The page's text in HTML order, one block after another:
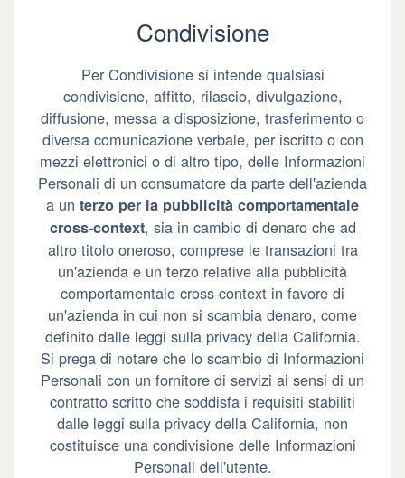
Condivisione
Per Condivisione si intende qualsiasi
condivisione, affitto, rilascio, divulgazione,
diffusione, messa a disposizione, trasferimento o
diversa comunicazione verbale, per iscritto o con
mezzi elettronici o di altro tipo, delle Informazioni
Personali di un consumatore da parte dell'azienda
a un terzo per la pubblicità comportamentale
cross-context, sia in cambio di denaro che ad
altro titolo oneroso, comprese le transazioni tra
un'azienda e un terzo relative alla pubblicità
comportamentale cross-context in favore di
un'azienda in cui non si scambia denaro, come
definito dalle leggi sulla privacy della California.
Si prega di notare che lo scambio di Informazioni
Personali con un fornitore di servizi ai sensi di un
contratto scritto che soddisfa i requisiti stabiliti
dalle leggi sulla privacy della California, non
costituisce una condivisione delle Informazioni
Personali dell'utente.